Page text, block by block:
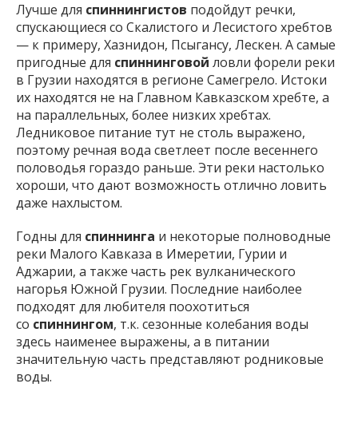
Лучше для спиннингистов подойдут речки,
спускающиеся со Скалистого и Лесистого хребтов
— к примеру, Хазнидон, Псыгансу, Лескен. А самые
пригодные для спиннинговой ловли форели реки
в Грузии находятся в регионе Самегрело. Истоки
их находятся не на Главном Кавказском хребте, а
на параллельных, более низких хребтах.
Ледниковое питание тут не столь выражено,
поэтому речная вода светлеет после весеннего
половодья гораздо раньше. Эти реки настолько
хороши, что дают возможность отлично ловить
даже нахлыстом.
Годны для спиннинга и некоторые полноводные
реки Малого Кавказа в Имеретии, Гурии и
Аджарии, а также часть рек вулканического
нагорья Южной Грузии. Последние наиболее
подходят для любителя поохотиться
со спиннингом, т.к. сезонные колебания воды
здесь наименее выражены, а в питании
значительную часть представляют родниковые
воды.